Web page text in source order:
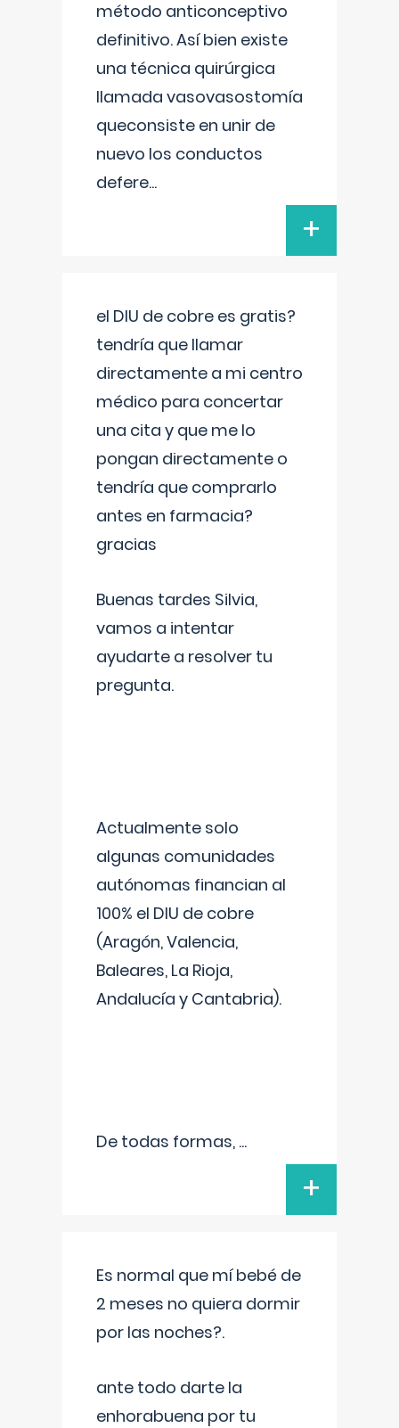
método anticonceptivo
definitivo. Así bien existe
una técnica quirúrgica
llamada vasovasostomía
queconsiste en unir de
nuevo los conductos
defere...
+
el DIU de cobre es gratis?
tendría que llamar
directamente a mi centro
médico para concertar
una cita y que me lo
pongan directamente o
tendría que comprarlo
antes en farmacia?
gracias
Buenas tardes Silvia,
vamos a intentar
ayudarte a resolver tu
pregunta.
Actualmente solo
algunas comunidades
autónomas financian al
100% el DIU de cobre
(Aragón, Valencia,
Baleares, La Rioja,
Andalucía y Cantabria).
De todas formas, ...
+
Es normal que mí bebé de
2 meses no quiera dormir
por las noches?.
ante todo darte la
enhorabuena por tu